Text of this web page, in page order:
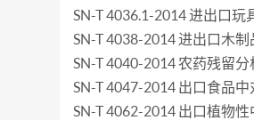
SN-T 4036.1-2014 进出口
SN-T 4038-2014 进出口木
SN-T 4040-2014 农药残留
SN-T 4047-2014 出口食品
SN-T 4062-2014 出口植物